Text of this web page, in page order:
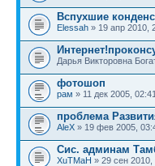
Вспухшие
Elessah » 19 апр 2010,
Дарья Викторовна
фотошоп
рам » 11 дек 2005, 02:41
проблема
AleX » 19 фев 2005,
Сис. админам
XuTMaH » 29 сен 2010,